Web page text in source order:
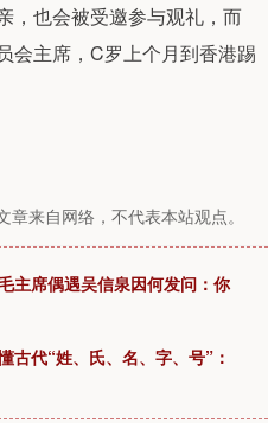
，也会被受邀参与观礼，而
会主席，C罗上个月到香港踢
章来自网络，不代表本站观点。
主席偶遇吴信泉因何发问：你
古代“姓、氏、名、字、号”：